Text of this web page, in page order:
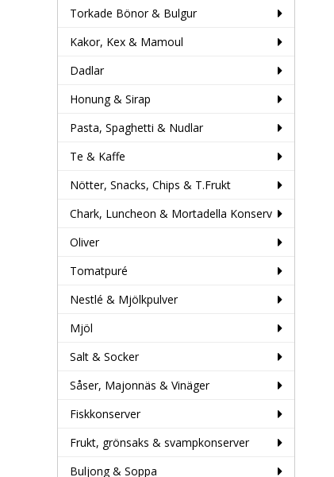
Torkade Bönor & Bulgur
Kakor, Kex & Mamoul
Dadlar
Honung & Sirap
Pasta, Spaghetti & Nudlar
Te & Kaffe
Nötter, Snacks, Chips & T.Frukt
Chark, Luncheon & Mortadella Konserv
Oliver
Tomatpuré
Nestlé & Mjölkpulver
Mjöl
Salt & Socker
Såser, Majonnäs & Vinäger
Fiskkonserver
Frukt, grönsaks & svampkonserver
Buljong & Soppa
Läs mer
Kalkon Sedir